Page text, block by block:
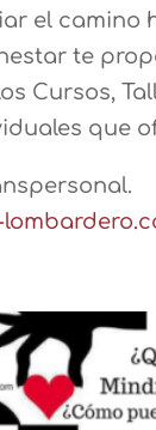
el camino
te
Cursos,
que